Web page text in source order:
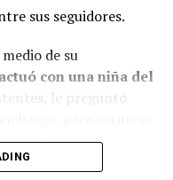
Money Makers
W Sound, Kris R., Ovy
sus seguidores.
de su
con una niña del
le preguntó
un éxito de
Dai’, de Shakira.